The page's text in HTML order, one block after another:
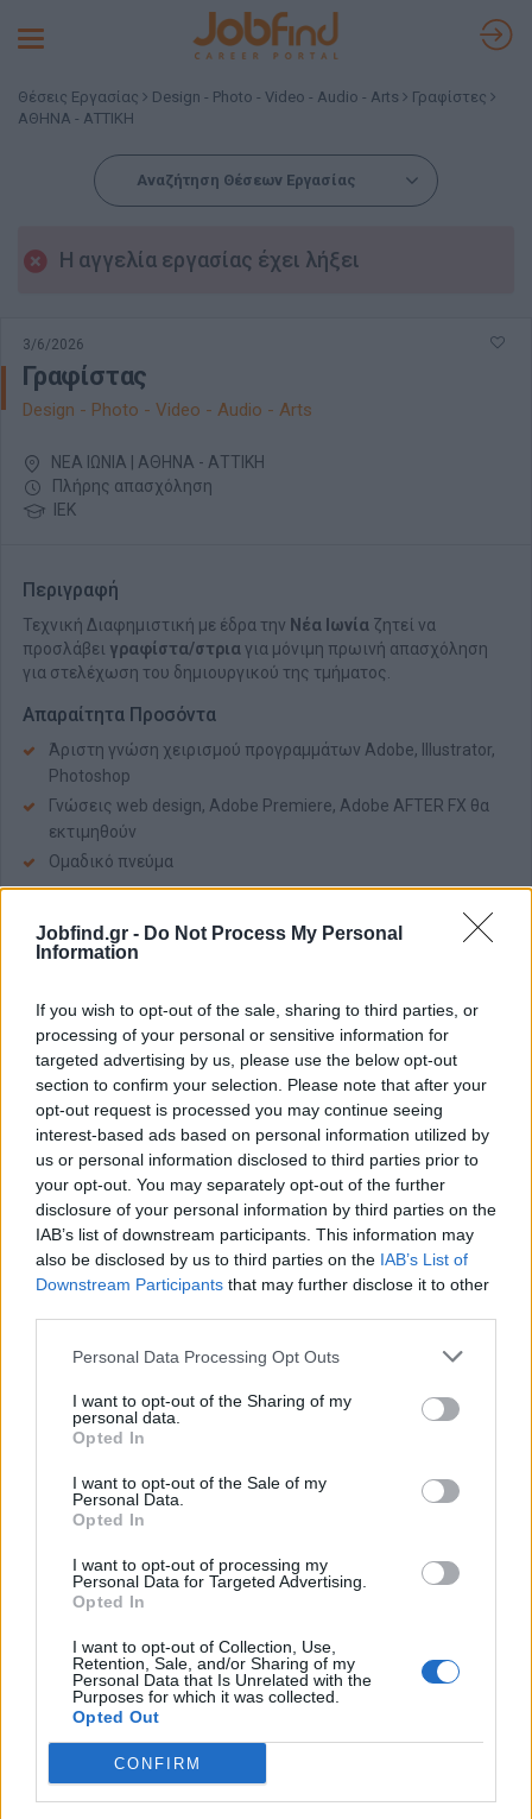
Jobfind.gr - Do Not Process My Personal
Information
If you wish to opt-out of the sale, sharing to third parties, or
processing of your personal or sensitive information for
targeted advertising by us, please use the below opt-out
section to confirm your selection. Please note that after your
opt-out request is processed you may continue seeing
interest-based ads based on personal information utilized by
us or personal information disclosed to third parties prior to
your opt-out. You may separately opt-out of the further
disclosure of your personal information by third parties on the
IAB’s list of downstream participants. This information may
also be disclosed by us to third parties on the IAB’s List of
Downstream Participants that may further disclose it to other
Personal Data Processing Opt Outs
I want to opt-out of the Sharing of my
personal data.
Opted In
I want to opt-out of the Sale of my
Personal Data.
Opted In
I want to opt-out of processing my
Personal Data for Targeted Advertising.
Opted In
I want to opt-out of Collection, Use,
Retention, Sale, and/or Sharing of my
Personal Data that Is Unrelated with the
Purposes for which it was collected.
Opted Out
CONFIRM
Toggle
Θέσεις Εργασίας Design - Photo - Video - Audio - Arts
Γραφίστες
ΑΘΗΝΑ - ΑΤΤΙΚΗ
Αναζήτηση Θέσεων Εργασίας
Η αγγελία εργασίας έχει λήξει
3/6/2026
Γραφίστας
Design - Photo - Video - Audio - Arts
ΝΕΑ ΙΩΝΙΑ | ΑΘΗΝΑ - ΑΤΤΙΚΗ
Πλήρης απασχόληση
ΙΕΚ
Περιγραφή
Τεχνική Διαφημιστική με έδρα την Νέα Ιωνία ζητεί να
προσλάβει γραφίστα/στρια για μόνιμη πρωινή απασχόληση
για στελέχωση του δημιουργικού της τμήματος.
Απαραίτητα Προσόντα
Άριστη γνώση χειρισμού προγραμμάτων Adobe, Illustrator,
Photoshop
Γνώσεις web design, Adobe Premiere, Adobe AFTER FX θα
εκτιμηθούν
Ομαδικό πνεύμα
Πλήρης απασχόληση
Ευχάριστο περιβάλλον
Αμοιβή αναλόγως προσόντων και προϋπηρεσίας
Θέσεις εργασίας
Όλες οι Θέσεις Εργασίας
Θέσεις Εργασίας ανά Εταιρεία
Κέντρο Βοήθειας
Υπηρεσίες υποψηφίων
Καταχώρηση Online Βιογραφικού